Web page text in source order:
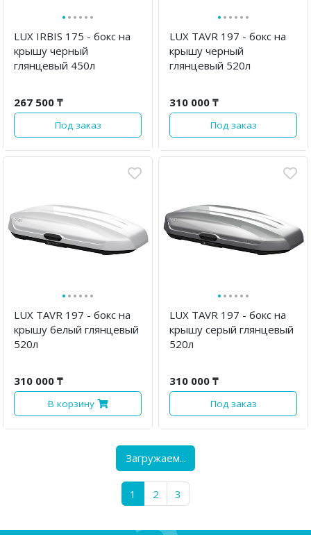
······
LUX IRBIS 175 - бокс на
крышу черный
глянцевый 450л
267 500 ₸
Под заказ
······
LUX TAVR 197 - бокс на
крышу черный
глянцевый 520л
310 000 ₸
Под заказ
······
LUX TAVR 197 - бокс на
крышу белый глянцевый
520л
310 000 ₸
В корзину
······
LUX TAVR 197 - бокс на
крышу серый глянцевый
520л
310 000 ₸
Под заказ
Загружаем...
1 2 3